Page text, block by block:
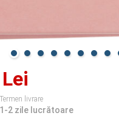
Termen livrare
1-2 zile lucrătoare